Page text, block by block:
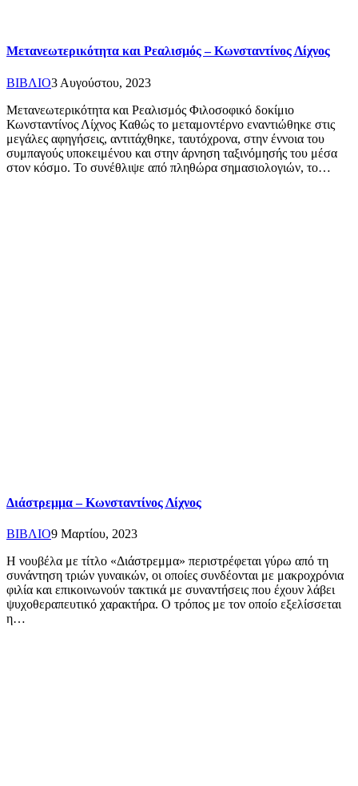
Μετανεωτερικότητα και Ρεαλισμός – Κωνσταντίνος Λίχνος
ΒΙΒΛΙΟ3 Αυγούστου, 2023
Μετανεωτερικότητα και Ρεαλισμός Φιλοσοφικό δοκίμιο
Κωνσταντίνος Λίχνος Καθώς το μεταμοντέρνο εναντιώθηκε στις
μεγάλες αφηγήσεις, αντιτάχθηκε, ταυτόχρονα, στην έννοια του
συμπαγούς υποκειμένου και στην άρνηση ταξινόμησής του μέσα
στον κόσμο. Το συνέθλιψε από πληθώρα σημασιολογιών, το…
Διάστρεμμα – Κωνσταντίνος Λίχνος
ΒΙΒΛΙΟ9 Μαρτίου, 2023
Η νουβέλα με τίτλο «Διάστρεμμα» περιστρέφεται γύρω από τη
συνάντηση τριών γυναικών, οι οποίες συνδέονται με μακροχρόνια
φιλία και επικοινωνούν τακτικά με συναντήσεις που έχουν λάβει
ψυχοθεραπευτικό χαρακτήρα. Ο τρόπος με τον οποίο εξελίσσεται
η…